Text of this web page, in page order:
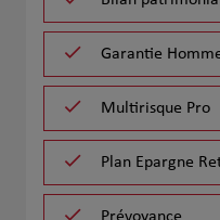
Garantie
Multirisque Pro
Plan Epargne
Prévoyance